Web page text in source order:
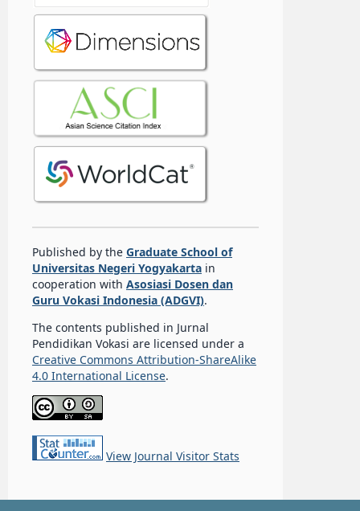
Published by the Graduate School of
Universitas Negeri Yogyakartain
cooperation with Asosiasi Dosen dan
Guru Vokasi Indonesia (ADGVI).
The contents published in Jurnal
Pendidikan Vokasi are licensed under a
Creative Commons Attribution-ShareAlike
4.0 International License.
View Journal Visitor Stats